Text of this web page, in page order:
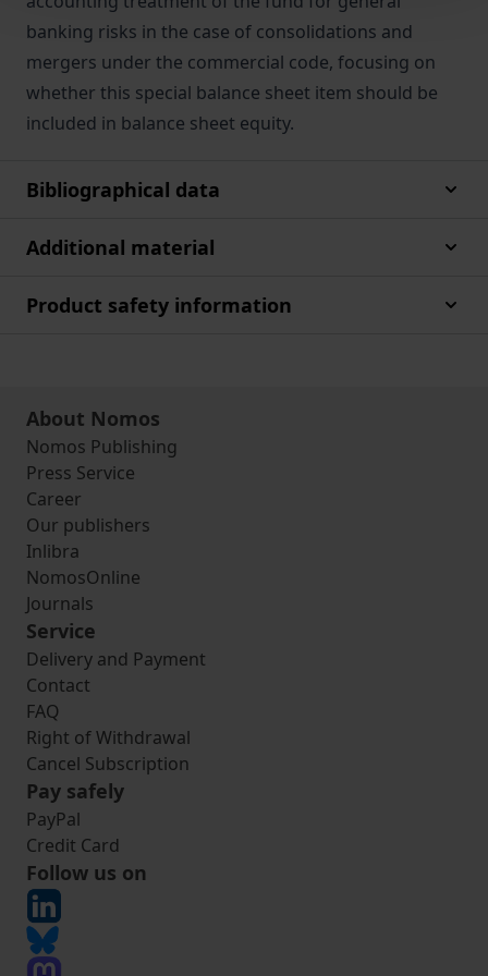
banking risks in the case of consolidations and
mergers under the commercial code, focusing on
whether this special balance sheet item should be
included in balance sheet equity.
Bibliographical data
Additional material
Product safety information
About Nomos
Nomos Publishing
Press Service
Career
Our publishers
Inlibra
NomosOnline
Journals
Service
Delivery and Payment
Contact
FAQ
Right of Withdrawal
Cancel Subscription
Pay safely
PayPal
Credit Card
Follow us on